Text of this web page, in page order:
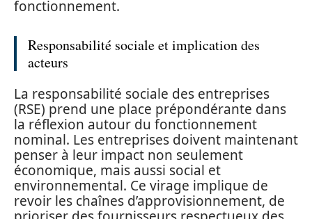
fonctionnement.
Responsabilité sociale et implication des
acteurs
La responsabilité sociale des entreprises
(RSE) prend une place prépondérante dans
la réflexion autour du fonctionnement
nominal. Les entreprises doivent maintenant
penser à leur impact non seulement
économique, mais aussi social et
environnemental. Ce virage implique de
revoir les chaînes d’approvisionnement, de